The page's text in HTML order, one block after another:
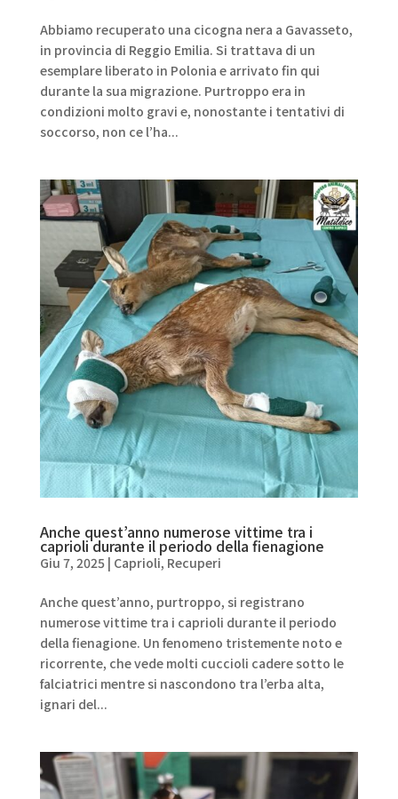
Abbiamo recuperato una cicogna nera a Gavasseto,
in provincia di Reggio Emilia. Si trattava di un
esemplare liberato in Polonia e arrivato fin qui
durante la sua migrazione. Purtroppo era in
condizioni molto gravi e, nonostante i tentativi di
soccorso, non ce l’ha...
Anche quest’anno numerose vittime tra i
caprioli durante il periodo della fienagione
Giu 7, 2025| Caprioli, Recuperi
Anche quest’anno, purtroppo, si registrano
numerose vittime tra i caprioli durante il periodo
della fienagione. Un fenomeno tristemente noto e
ricorrente, che vede molti cuccioli cadere sotto le
falciatrici mentre si nascondono tra l’erba alta,
ignari del...